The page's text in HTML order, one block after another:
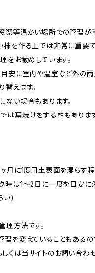
際等温かい場所での管理が
株を作る上では非常に重要
をお勧めしています。
安に室内や温室など外の
替えます。
ない場合もあります。
は葉焼けをする株もありま
月に1度用土表面を湿らす程
時は1〜2日に一度を目安に
い)
理方法です。
理を変えていることもある
くは当サイトのお問い合わ